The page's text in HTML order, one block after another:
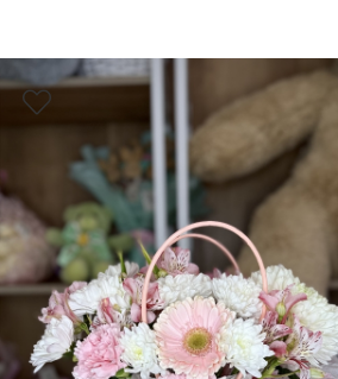
РОЗА 60СМ 1ШТ, ЭКВАДОР
70СМ 2ШТ, ГОРТЕНЗИЯ
3ШТ, ГВОЗДИКА ЦВЕТНАЯ
4ШТ, ТИШЬЮ, БИАФЛОРА,
ЛЕНТА